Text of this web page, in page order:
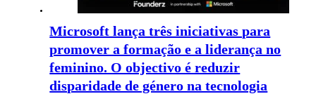
Microsoft lança três iniciativas para
promover a formação e a liderança no
feminino. O objectivo é reduzir
disparidade de género na tecnologia